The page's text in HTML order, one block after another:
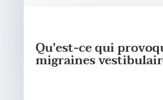
Qu'est-ce qui
migraines